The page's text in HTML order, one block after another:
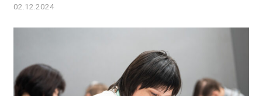
02.12.2024